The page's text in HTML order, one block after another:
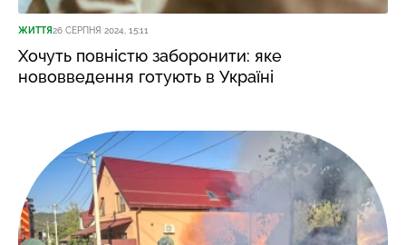
ЖИТТЯ26 СЕРПНЯ 2024, 15:11
Хочуть повністю заборонити: яке
нововведення готують в Україні